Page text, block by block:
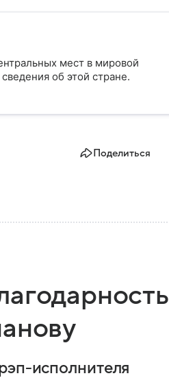
мест в мировой
об этой стране.
Поделиться
исполнителя